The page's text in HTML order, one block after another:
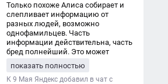
Только похоже Алиса собирает и
слепливает информацию от
разных людей, возможно
однофамильцев. Часть
информации действительна, часть
бред полнейший. Это может
дезинформации
показать полностью
К 9 Мая Яндекс добавил в чат с